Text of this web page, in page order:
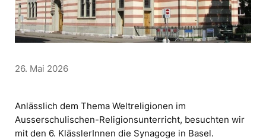
26. Mai 2026
Anlässlich dem Thema Weltreligionen im
Ausserschulischen-Religionsunterricht, besuchten wir
mit den 6. KlässlerInnen die Synagoge in Basel.